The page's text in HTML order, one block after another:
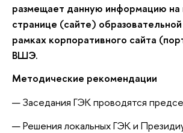
размещает данную информацию на
странице (сайте)
рамках корпоративного сайта
ВШЭ.
Методические рекомендации
Заседания ГЭК проводятся
Решения локальных ГЭК и